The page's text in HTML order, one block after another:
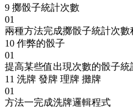
9 擲骰子統計次數
01
兩種方法完成擲骰子統計次數
10 作弊的骰子
01
提高某些值出現次數的骰子統
11 洗牌 發牌 理牌 攤牌
01
方法一完成洗牌邏輯程式